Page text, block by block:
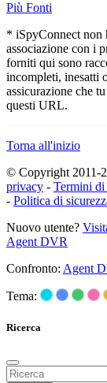
Più Fonti
* iSpyConnect non
associazione con i
forniti qui sono
incompleti, inesatti
assicurazione che
questi URL.
Torna all'inizio
© Copyright 2011-
privacy - Termini
- Politica di
Nuovo utente?
Agent DVR
Confronto: Agent
Tema:
Ricerca